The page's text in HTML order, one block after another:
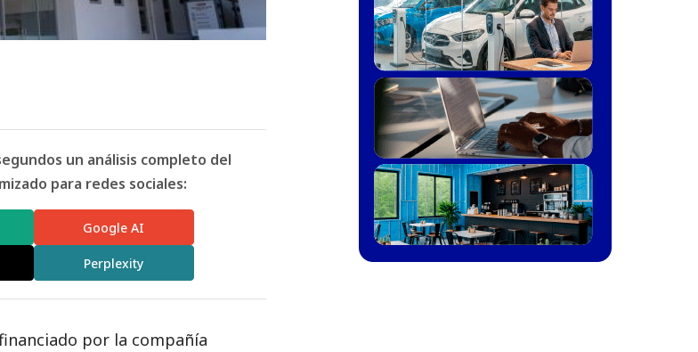
un análisis completo del
para redes sociales:
Google AI
Perplexity
por la compañía